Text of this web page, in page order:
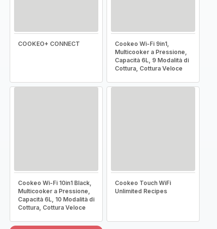
COOKEO+ CONNECT
Cookeo Wi-Fi 9in1,
Multicooker a Pressione,
Capacità 6L, 9 Modalità di
Cottura, Cottura Veloce
Cookeo Wi-Fi 10in1 Black,
Multicooker a Pressione,
Capacità 6L, 10 Modalità di
Cottura, Cottura Veloce
Cookeo Touch WiFi
Unlimited Recipes